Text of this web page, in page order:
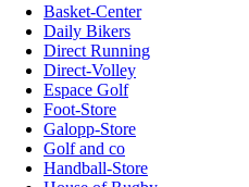
Basket-Center
Daily Bikers
Direct Running
Direct-Volley
Espace Golf
Foot-Store
Galopp-Store
Golf and co
Handball-Store